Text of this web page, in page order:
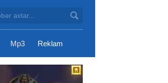
Mp3 Reklam